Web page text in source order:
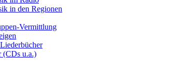
in den Regionen
Vermittlung
(CDs u.a.)